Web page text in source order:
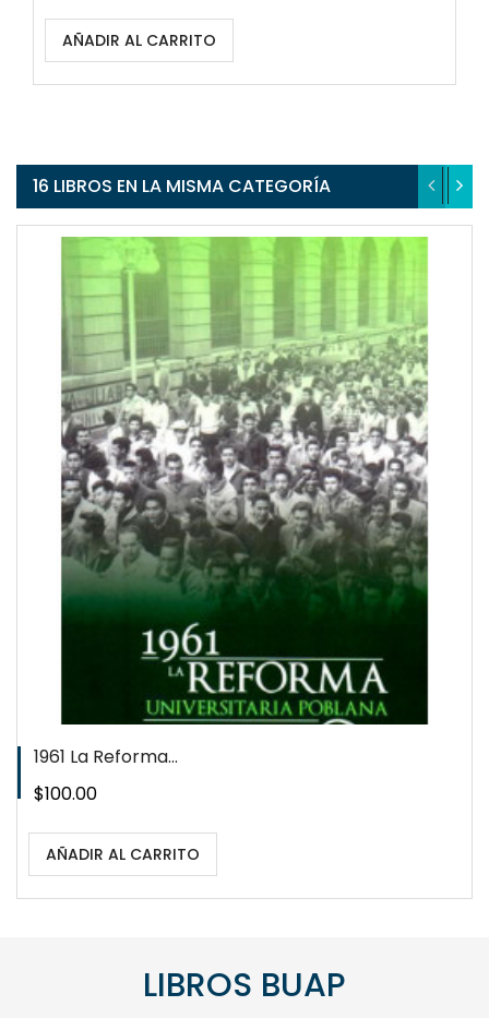
AÑADIR AL CARRITO
16 LIBROS EN LA MISMA CATEGORÍA
1961 La Reforma...
Precio
$100.00
AÑADIR AL CARRITO
QUICKVIEW
WISHLIST
LIBROS BUAP